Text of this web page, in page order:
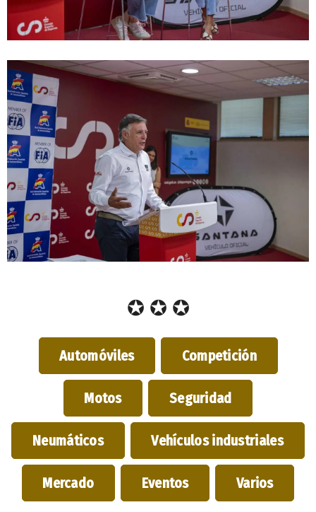
✪ ✪ ✪
Automóviles Competición
Motos Seguridad
Neumáticos Vehículos industriales
Mercado Eventos Varios